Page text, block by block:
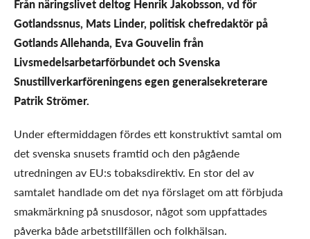
Från näringslivet deltog Henrik Jakobsson, vd för
Gotlandssnus, Mats Linder, politisk chefredaktör på
Gotlands Allehanda, Eva Gouvelin från
Livsmedelsarbetarförbundet och Svenska
Snustillverkarföreningens egen generalsekreterare
Patrik Strömer.
Under eftermiddagen fördes ett konstruktivt samtal om
det svenska snusets framtid och den pågående
utredningen av EU:s tobaksdirektiv. En stor del av
samtalet handlade om det nya förslaget om att förbjuda
smakmärkning på snusdosor, något som uppfattades
påverka både arbetstillfällen och folkhälsan.